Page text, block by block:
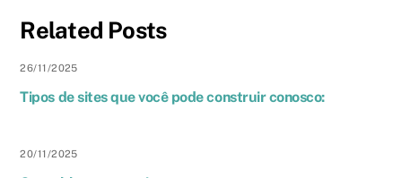
Related Posts
26/11 /2025
Tipos de sites que você pode construir conosco:
20/11 /2025